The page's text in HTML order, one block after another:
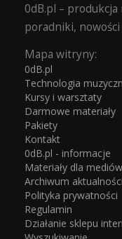
0dB.pl –
poradniki, nowości
Mapa witryny:
0dB.pl
Technologia
Kursy i warsztaty
Darmowe materiały
Pakiety
Kontakt
0dB.pl - informacje
Materiały dla mediów
Archiwum aktualności
Polityka prywatności
Regulamin
Działanie sklepu